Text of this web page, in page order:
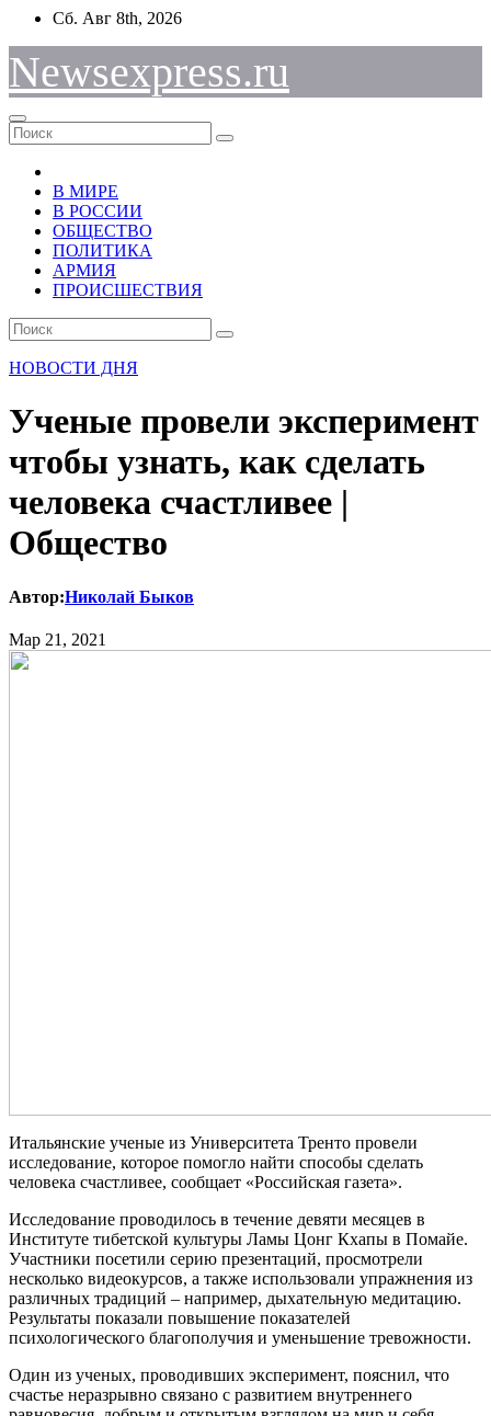
Перейти
содержимому
Сб. Авг 8th, 2026
Newsexpress.ru
В МИРЕ
В РОССИИ
ОБЩЕСТВО
ПОЛИТИКА
АРМИЯ
ПРОИСШЕСТВИЯ
НОВОСТИ ДНЯ
Ученые провели эксперимент
чтобы узнать, как сделать
человека счастливее |
Общество
Автор:Николай Быков
Мар 21, 2021
Итальянские ученые из Университета Тренто провели
исследование, которое помогло найти способы сделать
человека счастливее, сообщает «Российская газета».
Исследование проводилось в течение девяти месяцев в
Институте тибетской культуры Ламы Цонг Кхапы в Помайе.
Участники посетили серию презентаций, просмотрели
несколько видеокурсов, а также использовали упражнения из
различных традиций – например, дыхательную медитацию.
Результаты показали повышение показателей
психологического благополучия и уменьшение тревожности.
Один из ученых, проводивших эксперимент, пояснил, что
счастье неразрывно связано с развитием внутреннего